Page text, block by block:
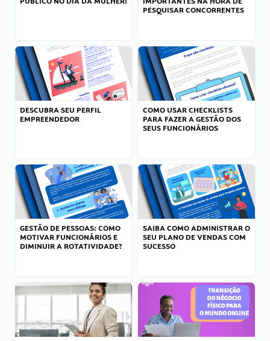
PESQUISAR CONCORRENTES
DESCUBRA SEU PERFIL
EMPREENDEDOR
COMO USAR CHECKLISTS
PARA FAZER A GESTÃO DOS
SEUS FUNCIONÁRIOS
GESTÃO DE PESSOAS: COMO
MOTIVAR FUNCIONÁRIOS E
DIMINUIR A ROTATIVIDADE?
SAIBA COMO ADMINISTRAR O
SEU PLANO DE VENDAS COM
SUCESSO